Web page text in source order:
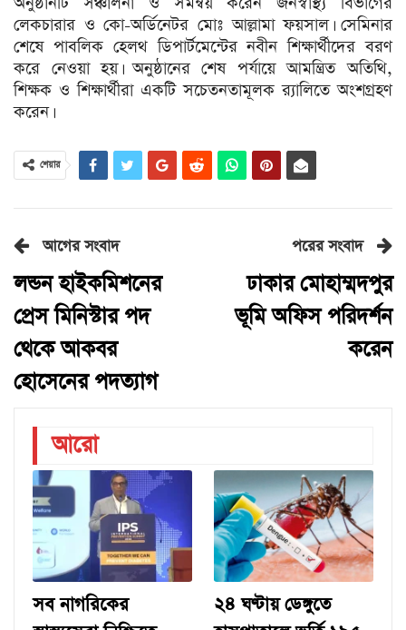
লেকচারার ও কো-অর্ডিনেটর মোঃ আল্লামা ফয়সাল। সেমিনার
শেষে পাবলিক হেলথ ডিপার্টমেন্টের নবীন শিক্ষার্থীদের বরণ
করে নেওয়া হয়। অনুষ্ঠানের শেষ পর্যায়ে আমন্ত্রিত অতিথি,
শিক্ষক ও শিক্ষার্থীরা একটি সচেতনতামূলক র‍্যালিতে অংশগ্রহণ
করেন।
শেয়ার
আগের সংবাদ
লন্ডন হাইকমিশনের
প্রেস মিনিস্টার পদ
থেকে আকবর
হোসেনের পদত্যাগ
পরের সংবাদ
ঢাকার মোহাম্মদপুর
ভূমি অফিস পরিদর্শন
করেন
আরো
সব নাগরিকের
২৪ ঘণ্টায় ডেঙ্গুতে